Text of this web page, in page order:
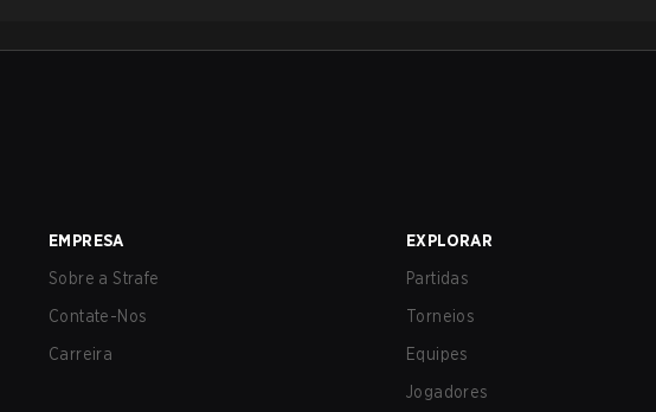
EMPRESA
Sobre a Strafe
Contate-Nos
Carreira
EXPLORAR
Partidas
Torneios
Equipes
Jogadores